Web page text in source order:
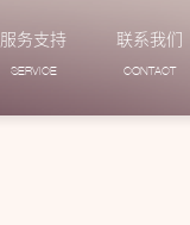
服务支持
SERVICE
联系我们
CONTACT